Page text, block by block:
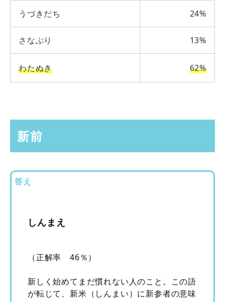
うづきだち 24%
さなぶり 13%
わたぬき 62%
新前
答え
しんまえ
（正解率 46％）
新しく始めてまだ慣れない人のこと。この語
が転じて、新米（しんまい）に新参者の意味